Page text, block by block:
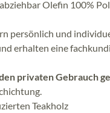
Olefin 100%
persönlich und
erhalten eine
privaten Gebrauch
Teakholz